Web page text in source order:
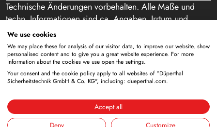
Technische Änderungen vorbehalten. Alle Maße und
techn. Informationen sind ca. Angaben. Irrtum und
Schreibfehler vorbehalten. Unser Angebot richtet sich
ausschließlich an Gewerbetreibende im Sinne des § 14
BGB. Ein Verkauf an Privatpersonen findet nicht statt.
Durch die Nutzung dieser Website und eine etwaige
Bestellung bestätigen Sie, dass Sie als Unternehmer
We use cookies
We may place these for analysis of our visitor data, to improve our website, show
personalised content and to give you a great website experience. For more
information about the cookies we use open the settings.
Your consent and the cookie policy apply to all websites of "Düperthal
Sicherheitstechnik GmbH & Co. KG", including: dueperthal.com.
Accept all
Deny
Customize